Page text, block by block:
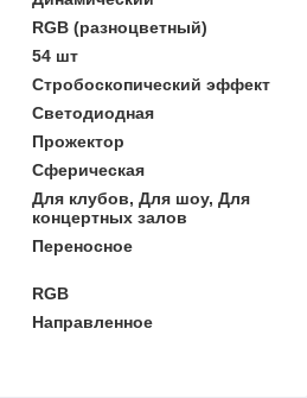
RGB (разноцветный)
54 шт
Стробоскопический эффект
Светодиодная
Прожектор
Сферическая
Для клубов, Для шоу, Для
концертных залов
Переносное
RGB
Направленное